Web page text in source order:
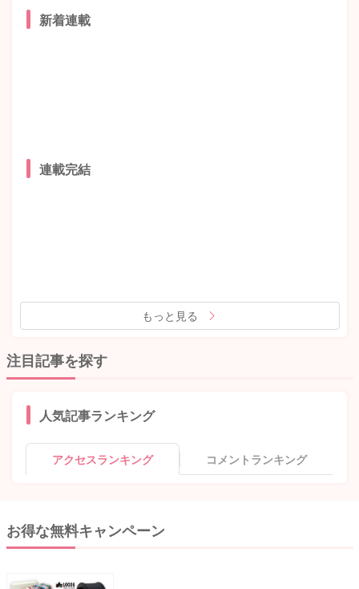
新着連載
連載完結
もっと見る
注目記事を探す
人気記事ランキング
アクセスランキング コメントランキング
お得な無料キャンペーン